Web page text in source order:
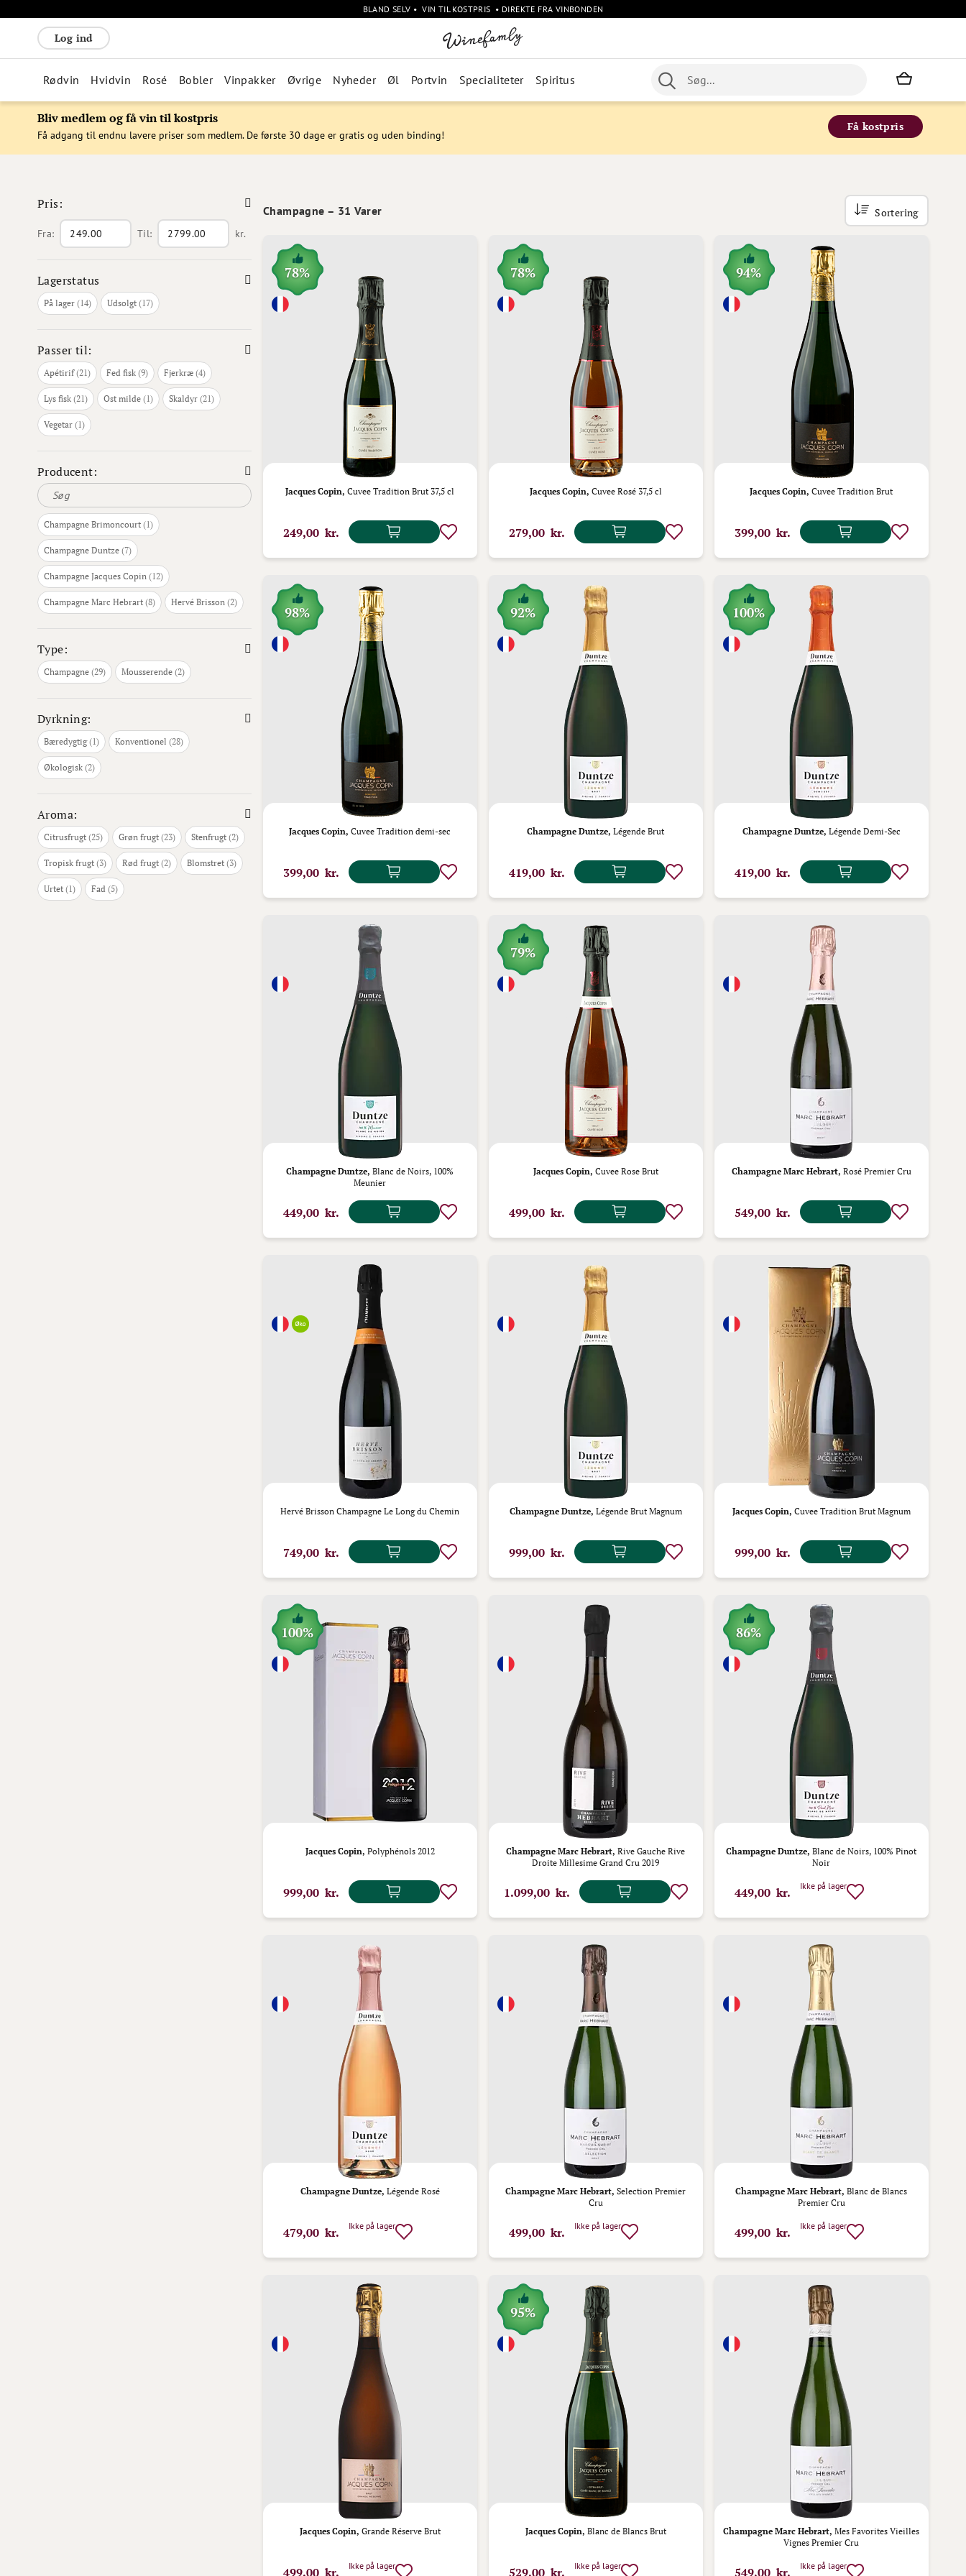
BLAND SELV • VIN TIL KOSTPRIS • DIREKTE FRA VINBONDEN
Log ind
Rødvin Hvidvin Rosé Bobler Vinpakker Øvrige Nyheder Øl Portvin Specialiteter Spiritus
Bliv medlem og få vin til kostpris
Få adgang til endnu lavere priser som medlem. De første 30 dage er gratis og uden binding!
Få kostpris
Pris:
Fra: Til: kr.
Lagerstatus
På lager 14
varer Udsolgt 17
varer
Passer til:
Apétirif 21
varer Fed fisk 9
varer Fjerkræ 4
varer
Lys fisk 21
varer Ost milde 1
vare Skaldyr 21
varer
Vegetar 1
vare
Producent:
Champagne Brimoncourt 1
vare
Champagne Duntze 7
varer
Champagne Jacques Copin 12
varer
Champagne Marc Hebrart 8
varer Hervé Brisson 2
varer
Type:
Champagne 29
varer Mousserende 2
varer
Dyrkning:
Bæredygtig 1
vare Konventionel 28
varer
Økologisk 2
varer
Aroma:
Citrusfrugt 25
varer Grøn frugt 23
varer Stenfrugt 2
varer
Tropisk frugt 3
varer Rød frugt 2
varer Blomstret 3
varer
Urtet 1
vare Fad 5
varer
Champagne – 31 Varer Sortering
78%
Jacques Copin, Cuvee Tradition Brut 37,5 cl
249,00 kr.
78%
Jacques Copin, Cuvee Rosé 37,5 cl
279,00 kr.
94%
Jacques Copin, Cuvee Tradition Brut
399,00 kr.
98%
Jacques Copin, Cuvee Tradition demi-sec
399,00 kr.
92%
Champagne Duntze, Légende Brut
419,00 kr.
100%
Champagne Duntze, Légende Demi-Sec
419,00 kr.
Champagne Duntze, Blanc de Noirs, 100%
Meunier
449,00 kr.
79%
Jacques Copin, Cuvee Rose Brut
499,00 kr.
Champagne Marc Hebrart, Rosé Premier Cru
549,00 kr.
Hervé Brisson Champagne Le Long du Chemin
749,00 kr.
Champagne Duntze, Légende Brut Magnum
999,00 kr.
Jacques Copin, Cuvee Tradition Brut Magnum
999,00 kr.
100%
Jacques Copin, Polyphénols 2012
999,00 kr.
Champagne Marc Hebrart, Rive Gauche Rive
Droite Millesime Grand Cru 2019
1.099,00 kr.
86%
Champagne Duntze, Blanc de Noirs, 100% Pinot
Noir
449,00 kr. Ikke på lager
Champagne Duntze, Légende Rosé
479,00 kr. Ikke på lager
Champagne Marc Hebrart, Selection Premier
Cru
499,00 kr. Ikke på lager
Champagne Marc Hebrart, Blanc de Blancs
Premier Cru
499,00 kr. Ikke på lager
Jacques Copin, Grande Réserve Brut
499,00 kr. Ikke på lager
95%
Jacques Copin, Blanc de Blancs Brut
529,00 kr. Ikke på lager
Champagne Marc Hebrart, Mes Favorites Vieilles
Vignes Premier Cru
549,00 kr. Ikke på lager